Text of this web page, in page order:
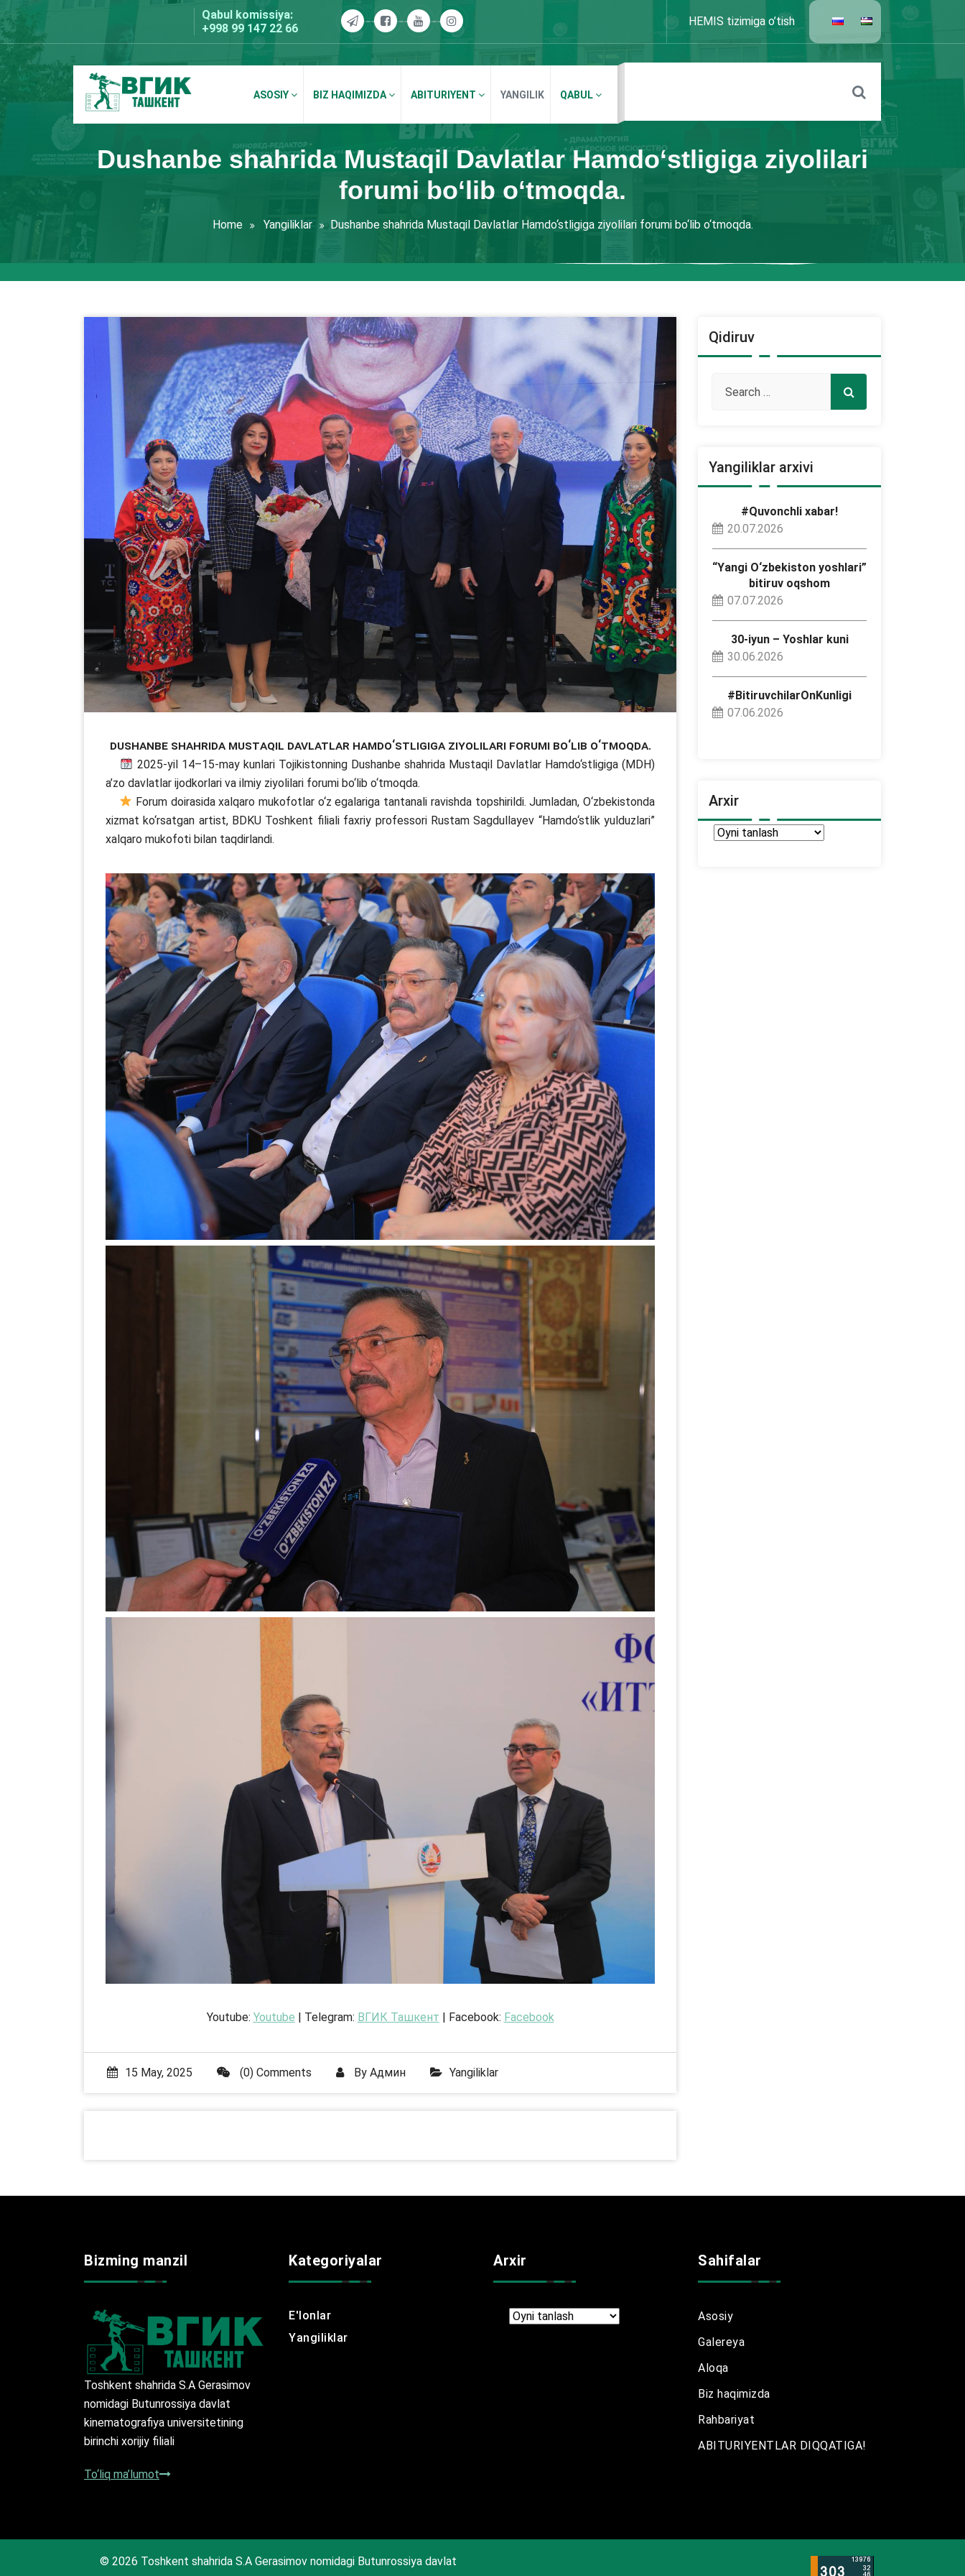
Skip
to
content
Qabul komissiya:
+998 99 147 22 66
HEMIS tizimiga o’tish
BDKU Toshkent
ASOSIY BIZ HAQIMIZDA ABITURIYENT YANGILIK QABUL
Dushanbe shahrida Mustaqil Davlatlar Hamdo‘stligiga ziyolilari
forumi bo‘lib o‘tmoqda.
Home Yangiliklar Dushanbe shahrida Mustaqil Davlatlar Hamdo‘stligiga ziyolilari forumi bo‘lib o‘tmoqda.
Dushanbe shahrida Mustaqil Davlatlar Hamdo‘stligiga ziyolilari forumi bo‘lib o‘tmoqda.
2025-yil 14–15-may kunlari Tojikistonning Dushanbe shahrida Mustaqil Davlatlar Hamdo‘stligiga (MDH)
a’zo davlatlar ijodkorlari va ilmiy ziyolilari forumi bo‘lib o‘tmoqda.
Forum doirasida xalqaro mukofotlar o‘z egalariga tantanali ravishda topshirildi. Jumladan, O‘zbekistonda
xizmat ko‘rsatgan artist, BDKU Toshkent filiali faxriy professori Rustam Sagdullayev “Hamdo‘stlik yulduzlari”
xalqaro mukofoti bilan taqdirlandi.
Youtube: Youtube | Telegram: ВГИК Ташкент | Facebook: Facebook
15 May, 2025 (0) Comments By Админ Yangiliklar
Qidiruv
Yangiliklar arxivi
#Quvonchli xabar!
20.07.2026
“Yangi O‘zbekiston yoshlari”
bitiruv oqshom
07.07.2026
30-iyun – Yoshlar kuni
30.06.2026
#BitiruvchilarOnKunligi
07.06.2026
Arxir
Arxir
Bizming manzil
Toshkent shahrida S.A Gerasimov
nomidagi Butunrossiya davlat
kinematografiya universitetining
birinchi xorijiy filiali
To‘liq ma’lumot
Kategoriyalar
E'lonlar
Yangiliklar
Arxir
Arxir
Sahifalar
Asosiy
Galereya
Aloqa
Biz haqimizda
Rahbariyat
ABITURIYENTLAR DIQQATIGA!
© 2026 Toshkent shahrida S.A Gerasimov nomidagi Butunrossiya davlat